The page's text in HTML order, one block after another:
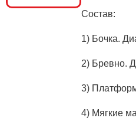
Состав:
1) Бочка.
2) Бревно.
3)
4) Мягкие